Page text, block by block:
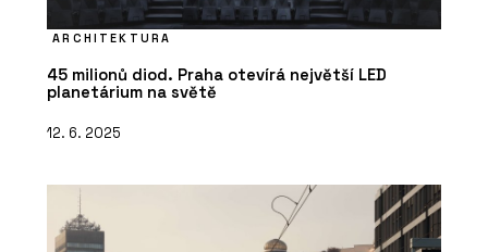
ARCHITEKTURA
45 milionů diod. Praha otevírá největší LED
planetárium na světě
12. 6. 2025